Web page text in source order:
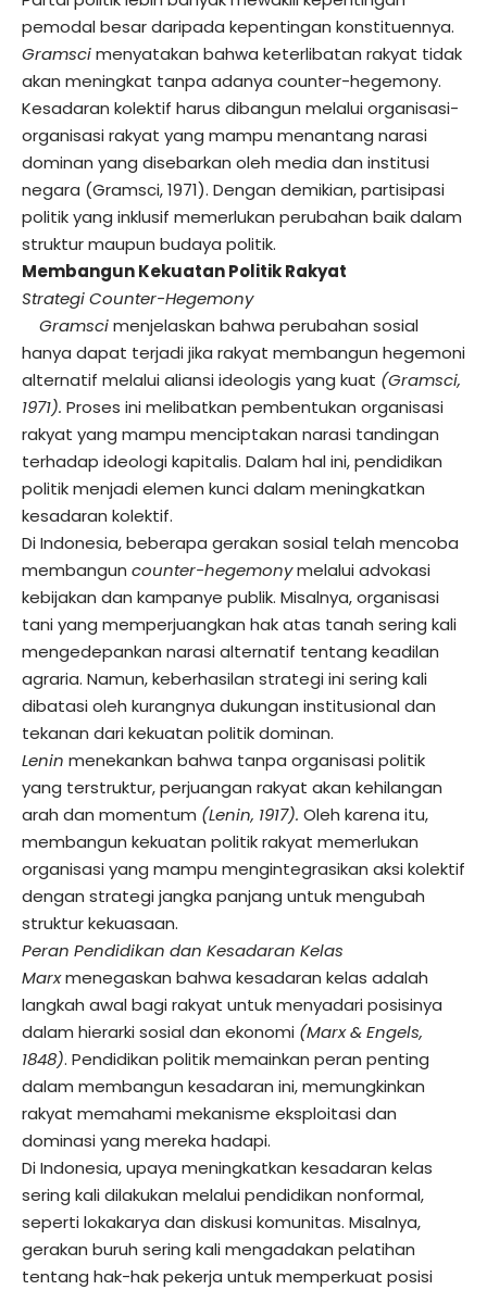
pemodal besar daripada kepentingan konstituennya.
Gramscimenyatakan bahwa keterlibatan rakyat tidak
akan meningkat tanpa adanya counter-hegemony.
Kesadaran kolektif harus dibangun melalui organisasi-
organisasi rakyat yang mampu menantang narasi
dominan yang disebarkan oleh media dan institusi
negara (Gramsci, 1971). Dengan demikian, partisipasi
politik yang inklusif memerlukan perubahan baik dalam
struktur maupun budaya politik.
Membangun Kekuatan Politik Rakyat
Strategi Counter-Hegemony
Gramscimenjelaskan bahwa perubahan sosial
hanya dapat terjadi jika rakyat membangun hegemoni
alternatif melalui aliansi ideologis yang kuat (Gramsci,
1971). Proses ini melibatkan pembentukan organisasi
rakyat yang mampu menciptakan narasi tandingan
terhadap ideologi kapitalis. Dalam hal ini, pendidikan
politik menjadi elemen kunci dalam meningkatkan
kesadaran kolektif.
Di Indonesia, beberapa gerakan sosial telah mencoba
membangun counter-hegemonymelalui advokasi
kebijakan dan kampanye publik. Misalnya, organisasi
tani yang memperjuangkan hak atas tanah sering kali
mengedepankan narasi alternatif tentang keadilan
agraria. Namun, keberhasilan strategi ini sering kali
dibatasi oleh kurangnya dukungan institusional dan
tekanan dari kekuatan politik dominan.
Lenin menekankan bahwa tanpa organisasi politik
yang terstruktur, perjuangan rakyat akan kehilangan
arah dan momentum (Lenin, 1917). Oleh karena itu,
membangun kekuatan politik rakyat memerlukan
organisasi yang mampu mengintegrasikan aksi kolektif
dengan strategi jangka panjang untuk mengubah
struktur kekuasaan.
Peran Pendidikan dan Kesadaran Kelas
Marxmenegaskan bahwa kesadaran kelas adalah
langkah awal bagi rakyat untuk menyadari posisinya
dalam hierarki sosial dan ekonomi (Marx & Engels,
1848). Pendidikan politik memainkan peran penting
dalam membangun kesadaran ini, memungkinkan
rakyat memahami mekanisme eksploitasi dan
dominasi yang mereka hadapi.
Di Indonesia, upaya meningkatkan kesadaran kelas
sering kali dilakukan melalui pendidikan nonformal,
seperti lokakarya dan diskusi komunitas. Misalnya,
gerakan buruh sering kali mengadakan pelatihan
tentang hak-hak pekerja untuk memperkuat posisi